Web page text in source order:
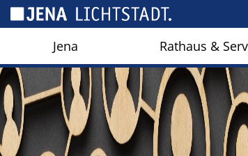
Jena Rathaus &
Cookies management panel